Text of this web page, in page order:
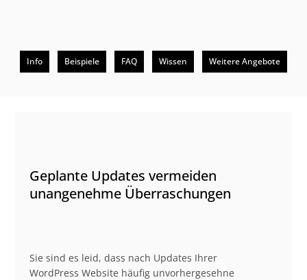
Info Beispiele FAQ Wissen Weitere Angebote
Beschreibung
Geplante Updates vermeiden
unangenehme Überraschungen
Sie sind es leid, dass nach Updates Ihrer
WordPress Website häufig unvorhergesehne